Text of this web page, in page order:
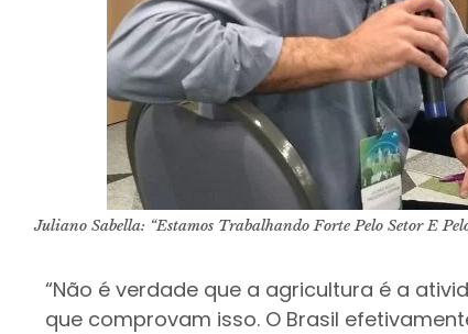
Juliano Sabella: “Estamos Trabalhando Forte Pelo Setor E
“Não é verdade que a agricultura é a
que comprovam isso. O Brasil